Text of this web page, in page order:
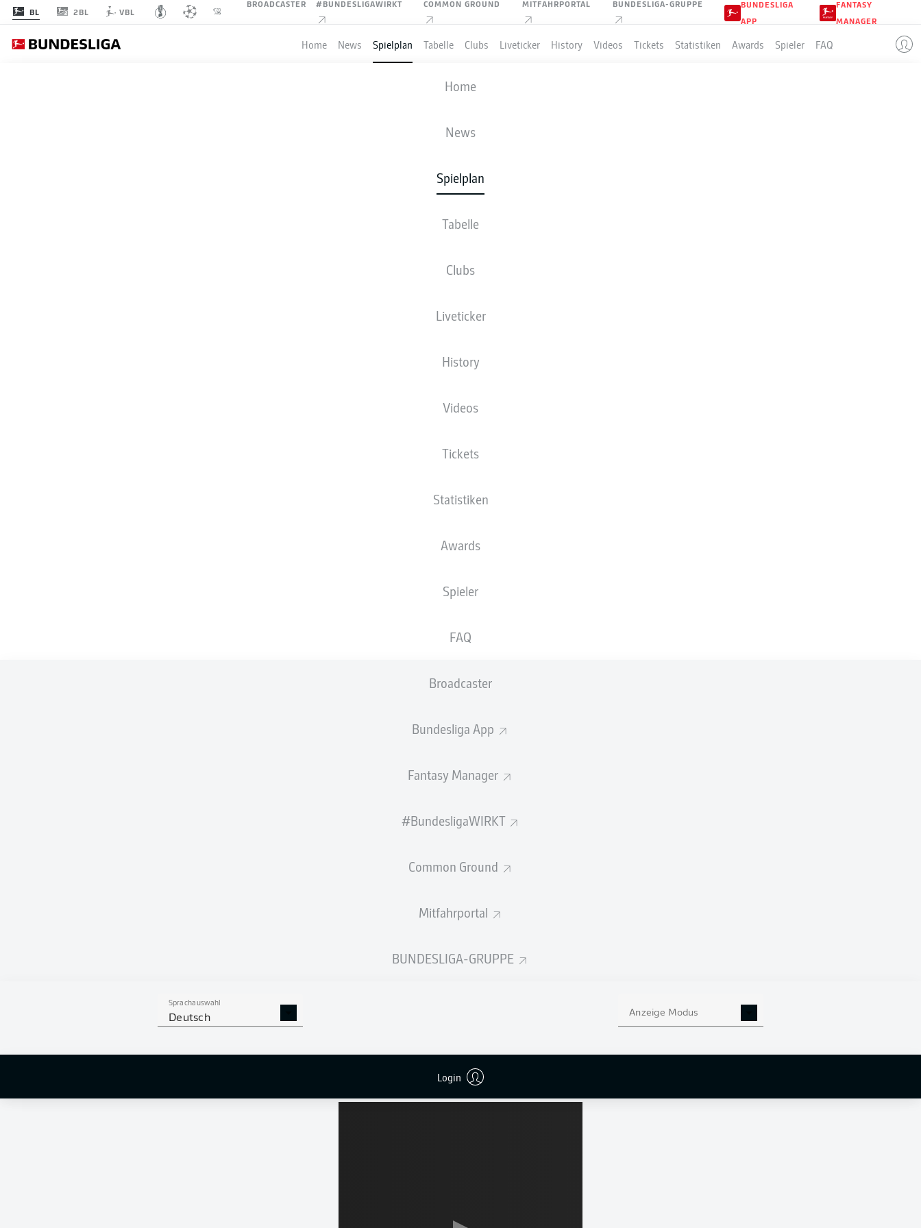
BL 2BL VBL
BROADCASTER #BUNDESLIGAWIRKT COMMON GROUND MITFAHRPORTAL BUNDESLIGA-GRUPPE
BUNDESLIGA
APP
FANTASY
MANAGER
Home News Spielplan Tabelle Clubs Liveticker History Videos Tickets Statistiken Awards Spieler FAQ
Home
News
Spielplan
Tabelle
Clubs
Liveticker
History
Videos
Tickets
Statistiken
Awards
Spieler
FAQ
Broadcaster
Bundesliga App
Fantasy Manager
#BundesligaWIRKT
Common Ground
Mitfahrportal
BUNDESLIGA-GRUPPE
Sprachauswahl
Deutsch Anzeige Modus
Login
FC ST. PAULI
1 2
AUFSTELLUNGEN
6'